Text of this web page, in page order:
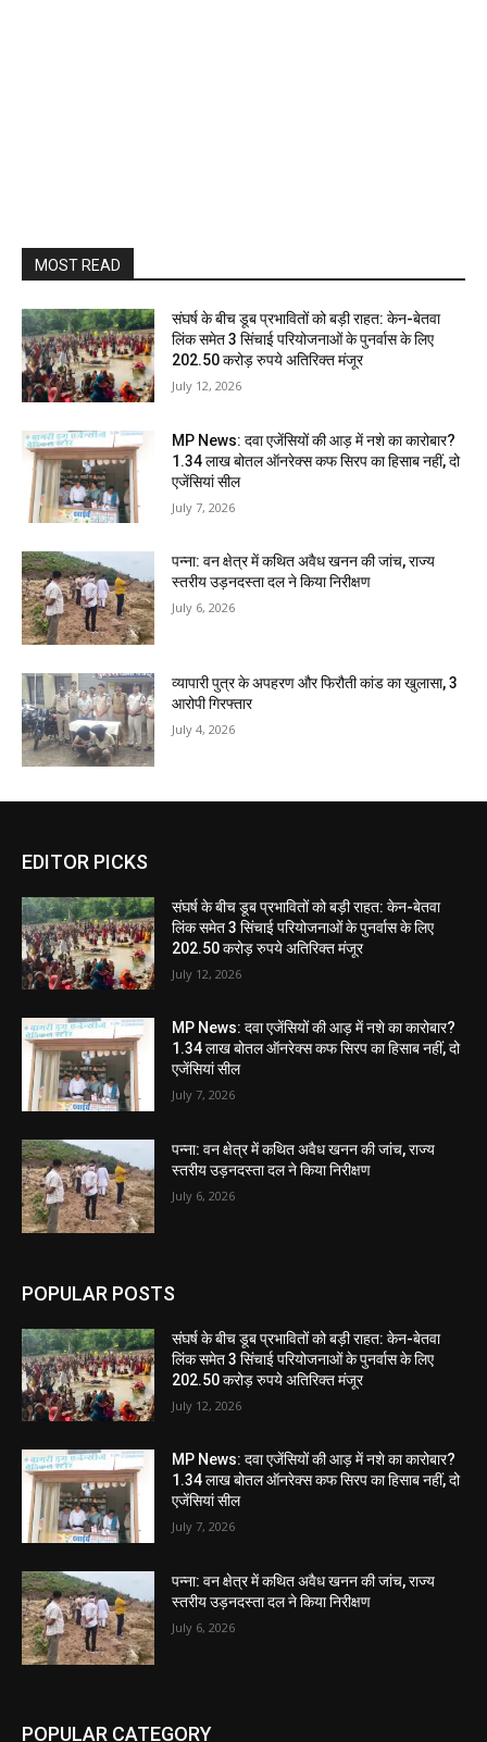
MOST READ
संघर्ष के बीच डूब प्रभावितों को बड़ी राहत: केन-बेतवा
लिंक समेत 3 सिंचाई परियोजनाओं के पुनर्वास के लिए
202.50 करोड़ रुपये अतिरिक्त मंजूर
July 12, 2026
MP News: दवा एजेंसियों की आड़ में नशे का कारोबार?
1.34 लाख बोतल ऑनरेक्स कफ सिरप का हिसाब नहीं, दो
एजेंसियां सील
July 7, 2026
पन्ना: वन क्षेत्र में कथित अवैध खनन की जांच, राज्य
स्तरीय उड़नदस्ता दल ने किया निरीक्षण
July 6, 2026
व्यापारी पुत्र के अपहरण और फिरौती कांड का खुलासा, 3
आरोपी गिरफ्तार
July 4, 2026
EDITOR PICKS
संघर्ष के बीच डूब प्रभावितों को बड़ी राहत: केन-बेतवा
लिंक समेत 3 सिंचाई परियोजनाओं के पुनर्वास के लिए
202.50 करोड़ रुपये अतिरिक्त मंजूर
July 12, 2026
MP News: दवा एजेंसियों की आड़ में नशे का कारोबार?
1.34 लाख बोतल ऑनरेक्स कफ सिरप का हिसाब नहीं, दो
एजेंसियां सील
July 7, 2026
पन्ना: वन क्षेत्र में कथित अवैध खनन की जांच, राज्य
स्तरीय उड़नदस्ता दल ने किया निरीक्षण
July 6, 2026
POPULAR POSTS
संघर्ष के बीच डूब प्रभावितों को बड़ी राहत: केन-बेतवा
लिंक समेत 3 सिंचाई परियोजनाओं के पुनर्वास के लिए
202.50 करोड़ रुपये अतिरिक्त मंजूर
July 12, 2026
MP News: दवा एजेंसियों की आड़ में नशे का कारोबार?
1.34 लाख बोतल ऑनरेक्स कफ सिरप का हिसाब नहीं, दो
एजेंसियां सील
July 7, 2026
पन्ना: वन क्षेत्र में कथित अवैध खनन की जांच, राज्य
स्तरीय उड़नदस्ता दल ने किया निरीक्षण
July 6, 2026
POPULAR CATEGORY